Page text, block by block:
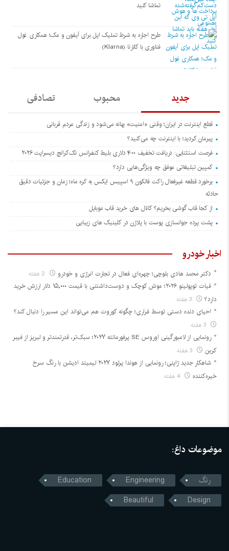
تماشا کنید
طرح اجاره به شرط تملیک اپل برای آیفون و مک؛ همکاری غول
فناوری با کلارنا (Klarna)
جدید محبوب تصادفی
قطع اینترنت در ایران؛ وقتی «امنیت» بهانه می‌شود و زندگی مردم قربانی
پیرمان کردید؛ با اینترنت چه می‌کنید؟
فرصت استثنایی: دریافت تخفیف ۴۰۰ دلاری بلیط کنفرانس تک‌کرانچ دیسراپت ۲۰۲۶
کمپین تبلیغاتی موفق چه ویژگی‌هایی دارد؟
برخورد قطعه غیرفعال راکت فالکون ۹ اسپیس ایکس به کره ماه؛ زمان و جزئیات دقیق
حادثه
از کجا قاب گوشی بخریم؟ کانال های خرید قاب موبایل
پشت پرده جوانسازی پوست با پلاژن در کلینیک های زیبایی
اخبار خودرو
دکتر محمد هادی بلوچی؛ چهره‌ای فعال در تجارت انرژی و خودرو
فیات توپولینو ۲۰۲۶؛ موش کوچک و دوست‌داشتنی با قیمت ۱۵,۰۰۰ دلار ارزش خرید
دارد؟
احیای دنده دستی توسط فراری؛ چگونه کوروت هم می‌تواند این مسیر را دنبال کند؟
رونمایی از لامبورگینی اوروس SE پرفورمانته ۲۰۲۷؛ سبک‌تر، قدرتمندتر و لبریز از فیبر
کربن
شاهکار جدید ژاپنی؛ رونمایی از هوندا پرلود ۲۰۲۷ لیمیتد ادیشن با رنگ سرخ
خیره‌کننده
موضوعات داغ:
رنگ Engineering
Education
Design
Beautiful